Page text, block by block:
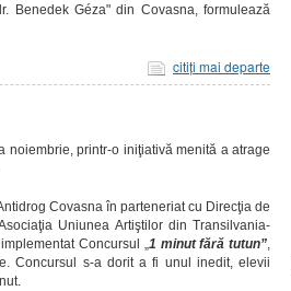
Benedek Géza" din Covasna, formulează
citiţi mai departe
printr-o iniţiativă menită a atrage
Covasna în parteneriat cu Direcţia de
Uniunea Artiştilor din Transilvania-
Concursul „1 minut fără tutun”,
Concursul s-a dorit a fi unul inedit, elevii